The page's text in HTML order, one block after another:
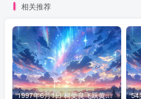
相关推荐
1997年6月1日 柯受良飞跃黄河现场